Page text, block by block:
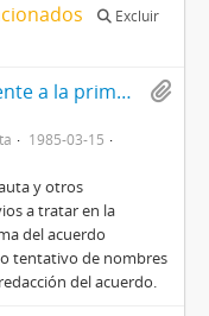
Excluir
Anexo A correspondiente a la primera reunión del programa
1985-03-15
y otros
a tratar en la
del acuerdo
tentativo de nombres
del acuerdo.